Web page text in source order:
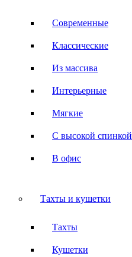
Современные
Классические
Из массива
Интерьерные
Мягкие
С высокой спинкой
В офис
Тахты и кушетки
Тахты
Кушетки